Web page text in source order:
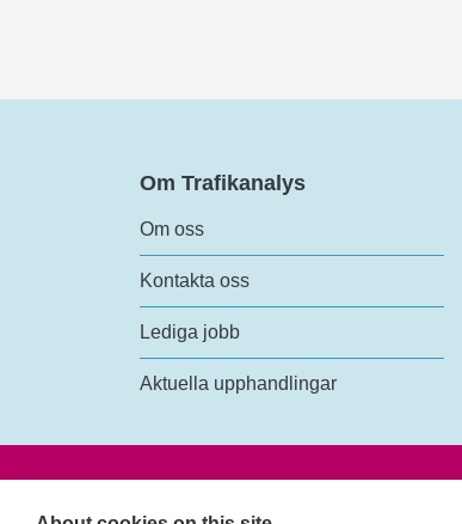
Om Trafikanalys
Om oss
Kontakta oss
Lediga jobb
Aktuella upphandlingar